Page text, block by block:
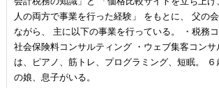
人の両方で事業を行った経験」 をもとに、 父の
ながら、 主に以下の事業を行っている。 ・税務
社会保険料コンサルティング ・ウェブ集客コン
は、ピアノ、筋トレ、プログラミング、短眠。
の娘、息子がいる。